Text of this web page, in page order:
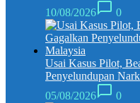
10/08/2026
0
Usai Kasus Pilot,
Penyelundupan
05/08/2026
0